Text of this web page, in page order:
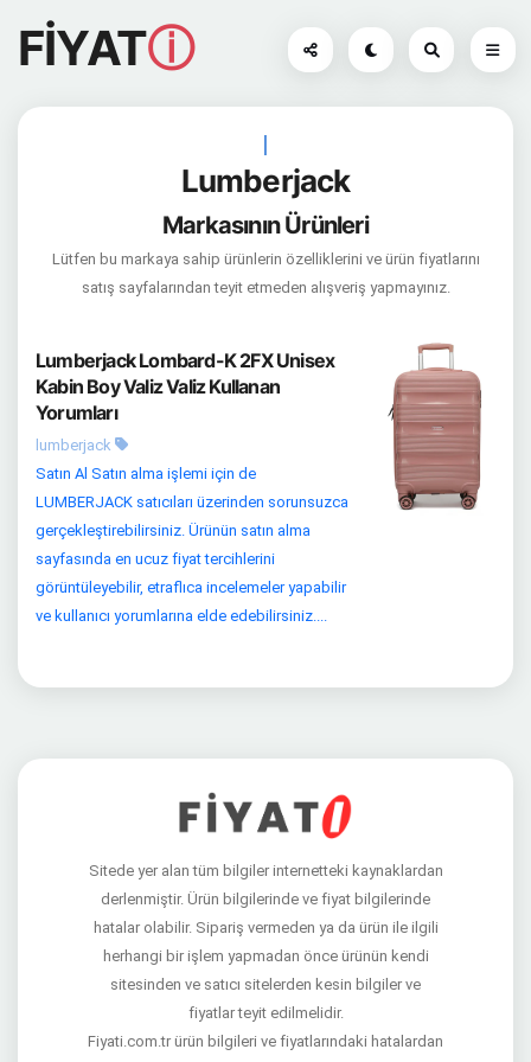
FİYATⓘ
|
Lumberjack
Markasının Ürünleri
Lütfen bu markaya sahip ürünlerin özelliklerini ve ürün fiyatlarını
satış sayfalarından teyit etmeden alışveriş yapmayınız.
Lumberjack Lombard-K 2FX Unisex
Kabin Boy Valiz Valiz Kullanan
Yorumları
lumberjack
Satın Al Satın alma işlemi için de
LUMBERJACK satıcıları üzerinden sorunsuzca
gerçekleştirebilirsiniz. Ürünün satın alma
sayfasında en ucuz fiyat tercihlerini
görüntüleyebilir, etraflıca incelemeler yapabilir
ve kullanıcı yorumlarına elde edebilirsiniz....
Sitede yer alan tüm bilgiler internetteki kaynaklardan
derlenmiştir. Ürün bilgilerinde ve fiyat bilgilerinde
hatalar olabilir. Sipariş vermeden ya da ürün ile ilgili
herhangi bir işlem yapmadan önce ürünün kendi
sitesinden ve satıcı sitelerden kesin bilgiler ve
fiyatlar teyit edilmelidir.
Fiyati.com.tr ürün bilgileri ve fiyatlarındaki hatalardan